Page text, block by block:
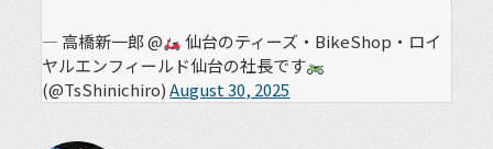
— 高橋新一郎 @
仙台のティーズ・BikeShop・ロイ
ヤルエンフィールド仙台の社長です
(@TsShinichiro)August 30, 2025